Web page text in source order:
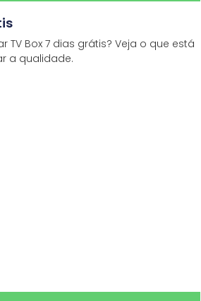
TV Box 7 dias grátis? Veja o que está
a qualidade.